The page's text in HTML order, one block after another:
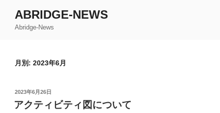
ABRIDGE-NEWS
Abridge-News
月別: 2023年6月
投
稿
日:
2023年6月26日
アクティビティ図について